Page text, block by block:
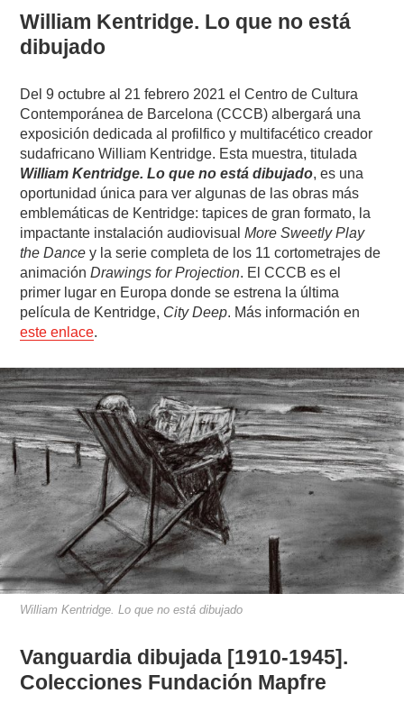
William Kentridge. Lo que no está
dibujado
Del 9 octubre al 21 febrero 2021 el Centro de Cultura
Contemporánea de Barcelona (CCCB) albergará una
exposición dedicada al profilfico y multifacético creador
sudafricano William Kentridge. Esta muestra, titulada
William Kentridge. Lo que no está dibujado, es una
oportunidad única para ver algunas de las obras más
emblemáticas de Kentridge: tapices de gran formato, la
impactante instalación audiovisualMore Sweetly Play
the Dance y la serie completa de los 11 cortometrajes de
animaciónDrawings for Projection. El CCCB es el
primer lugar en Europa donde se estrena la última
película de Kentridge, City Deep. Más información en
este enlace.
William Kentridge. Lo que no está dibujado
Vanguardia dibujada [1910-1945].
Colecciones Fundación Mapfre